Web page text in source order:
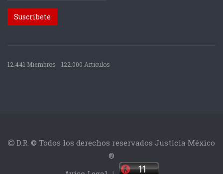
12.441 Miembros 122.000 Articulos
D.R. © Todos los derechos reservados Justicia México
®